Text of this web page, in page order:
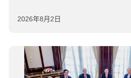
2026年8月2日